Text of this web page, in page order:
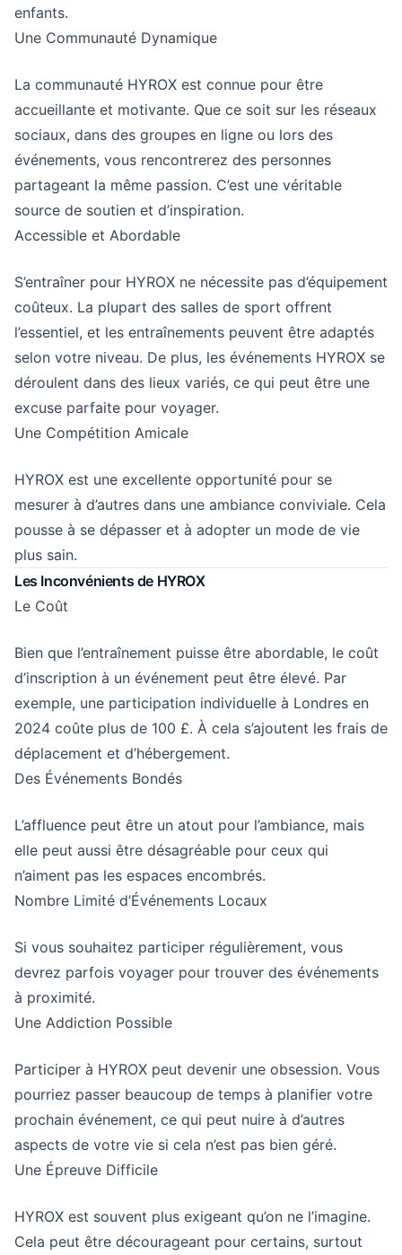
enfants.
Une Communauté Dynamique
La communauté HYROX est connue pour être
accueillante et motivante. Que ce soit sur les réseaux
sociaux, dans des groupes en ligne ou lors des
événements, vous rencontrerez des personnes
partageant la même passion. C’est une véritable
source de soutien et d’inspiration.
Accessible et Abordable
S’entraîner pour HYROX ne nécessite pas d’équipement
coûteux. La plupart des salles de sport offrent
l’essentiel, et les entraînements peuvent être adaptés
selon votre niveau. De plus, les événements HYROX se
déroulent dans des lieux variés, ce qui peut être une
excuse parfaite pour voyager.
Une Compétition Amicale
HYROX est une excellente opportunité pour se
mesurer à d’autres dans une ambiance conviviale. Cela
pousse à se dépasser et à adopter un mode de vie
plus sain.
Les Inconvénients de HYROX
Le Coût
Bien que l’entraînement puisse être abordable, le coût
d’inscription à un événement peut être élevé. Par
exemple, une participation individuelle à Londres en
2024 coûte plus de 100 £. À cela s’ajoutent les frais de
déplacement et d’hébergement.
Des Événements Bondés
L’affluence peut être un atout pour l’ambiance, mais
elle peut aussi être désagréable pour ceux qui
n’aiment pas les espaces encombrés.
Nombre Limité d’Événements Locaux
Si vous souhaitez participer régulièrement, vous
devrez parfois voyager pour trouver des événements
à proximité.
Une Addiction Possible
Participer à HYROX peut devenir une obsession. Vous
pourriez passer beaucoup de temps à planifier votre
prochain événement, ce qui peut nuire à d’autres
aspects de votre vie si cela n’est pas bien géré.
Une Épreuve Difficile
HYROX est souvent plus exigeant qu’on ne l’imagine.
Cela peut être décourageant pour certains, surtout